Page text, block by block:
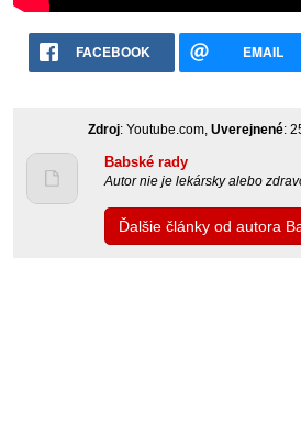
FACEBOOK EMAIL
Zdroj: Youtube.com, Uverejnené:
Babské rady
Autor nie je lekársky alebo
Ďalšie články od autora